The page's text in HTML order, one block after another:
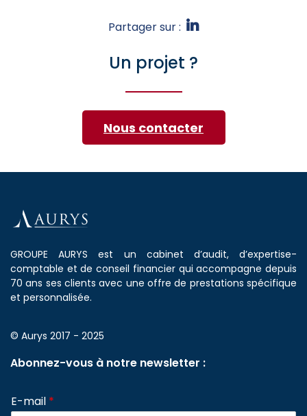
Partager sur :
Un projet ?
Nous contacter
GROUPE AURYS est un cabinet d’audit, d’expertise-
comptable et de conseil financier qui accompagne depuis
70 ans ses clients avec une offre de prestations spécifique
et personnalisée.
© Aurys 2017 - 2025
Abonnez-vous à notre newsletter :
E-mail *